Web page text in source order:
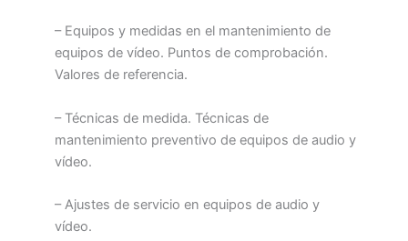
– Equipos y medidas en el mantenimiento de
equipos de vídeo. Puntos de comprobación.
Valores de referencia.
– Técnicas de medida. Técnicas de
mantenimiento preventivo de equipos de audio y
vídeo.
– Ajustes de servicio en equipos de audio y
vídeo.